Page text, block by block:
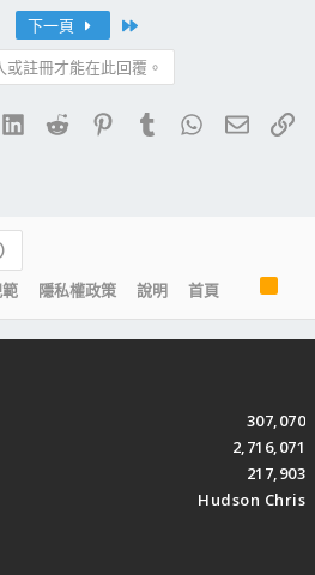
下一頁
或註冊才能在此回覆。
LinkedIn
Reddit PinterestTumblrWhatsApp
電子
隱私權政策 說明 首頁
S
307,070
2,716,071
217,903
Hudson Chris